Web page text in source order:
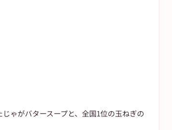
ゃがバタースープと、全国1位の玉ねぎの